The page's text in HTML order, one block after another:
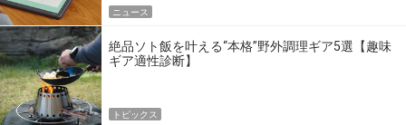
ニュース
絶品ソト飯を叶える“本格”野外調理ギア5選【趣味
ギア適性診断】
トピックス